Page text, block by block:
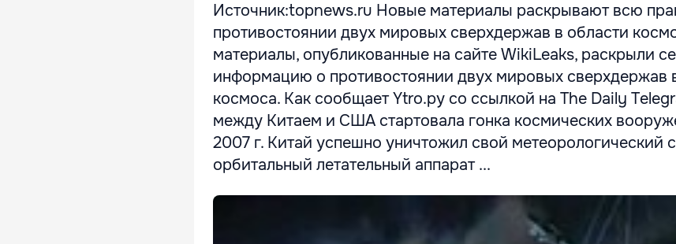
Источник:topnews.ru Новые материалы раскрывают всю
противостоянии двух мировых сверхдержав в области
материалы, опубликованные на сайте WikiLeaks, раскрыли
информацию о противостоянии двух мировых сверхдержав
космоса. Как сообщает Ytro.ру со ссылкой на The Daily
между Китаем и США стартовала гонка космических
2007 г. Китай успешно уничтожил свой метеорологический
орбитальный летательный аппарат ...